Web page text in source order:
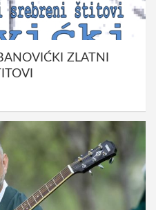
ZLATNI